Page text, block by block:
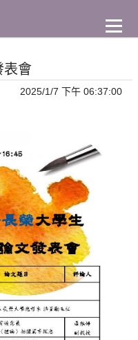
表會
2025/1/7 下午 06:37:00